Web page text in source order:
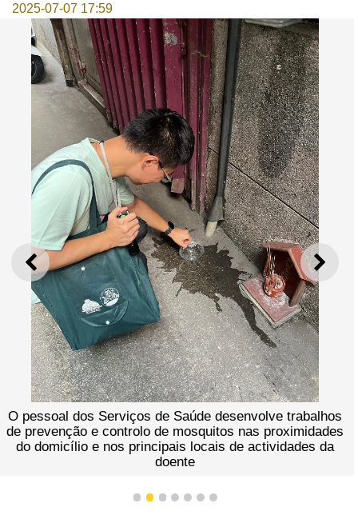
2025-07-07 17:59
ANTERIOR
O pessoal dos Serviços de Saúde desenvolve trabalhos
de prevenção e controlo de mosquitos nas proximidades
do domicílio e nos principais locais de actividades da
doente
1 2 3 4 5 6 7